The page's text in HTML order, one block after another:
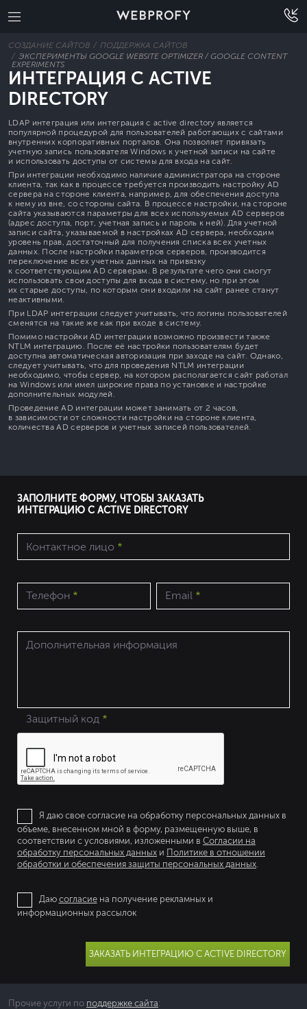
СОЗДАНИЕ САЙТОВ
ПОДДЕРЖКА САЙТОВ
ЭКСПЕРИМЕНТЫ GOOGLE WEBSITE OPTIMIZER / GOOGLE CONTENT
EXPERIMENTS
ИНТЕГРАЦИЯ С ACTIVE
DIRECTORY
LDAP интеграция или интеграция с active directory является
популярной процедурой для пользователей работающих с сайтами
внутренних корпоративных порталов. Она позволяет привязать
учетную запись пользователя Windows к учетной записи на сайте
и использовать доступы от системы для входа на сайт.
При интеграции необходимо наличие администратора на стороне
клиента, так как в процессе требуется производить настройку AD
сервера на стороне клиента, например, для обеспечения доступа
к нему из вне, со стороны сайта. В процессе настройки, на стороне
сайта указываются параметры для всех используемых AD серверов
(адрес доступа, порт, учетная запись и пароль к ней). Для учетной
записи сайта, указываемой в настройках AD сервера, необходим
уровень прав, достаточный для получения списка всех учетных
данных. После настройки параметров серверов, производится
переключение всех учетных данных на привязку
к соответствующим AD серверам. В результате чего они смогут
использовать свои доступы для входа в систему, но при этом
их старые доступы, по которым они входили на сайт ранее станут
неактивными.
При LDAP интеграции следует учитывать, что логины пользователей
сменятся на такие же как при входе в систему.
Помимо настройки AD интеграции возможно произвести также
NTLM интеграцию. После её настройки пользователям будет
доступна автоматическая авторизация при заходе на сайт. Однако,
следует учитывать, что для проведения NTLM интеграции
необходимо, чтобы сервер, на котором располагается сайт работал
на Windows или имел широкие права по установке и настройке
дополнительных модулей.
Проведение AD интеграции может занимать от 2 часов,
в зависимости от сложности настройки на стороне клиента,
количества AD серверов и учетных записей пользователей.
ЗАПОЛНИТЕ ФОРМУ, ЧТОБЫ ЗАКАЗАТЬ
ИНТЕГРАЦИЮ С ACTIVE DIRECTORY
Контактное лицо *
Телефон * Email *
Дополнительная информация
Защитный код *
Я даю свое согласие на обработку персональных данных в
объеме, внесенном мной в форму, размещенную выше, в
соответствии с условиями, изложенными в Согласии на
обработку персональных данных и Политике в отношении
обработки и обеспечения защиты персональных данных
Даю согласиена получение рекламных и
информационных рассылок
ЗАКАЗАТЬ ИНТЕГРАЦИЮ С ACTIVE DIRECTORY
Прочие услуги по поддержке сайта: